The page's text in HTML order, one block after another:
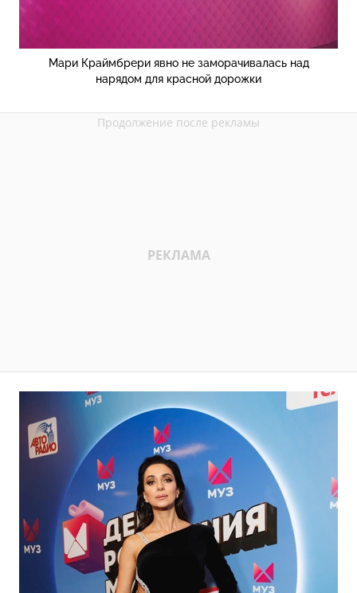
Мари Краймбрери явно не заморачивалась над
нарядом для красной дорожки